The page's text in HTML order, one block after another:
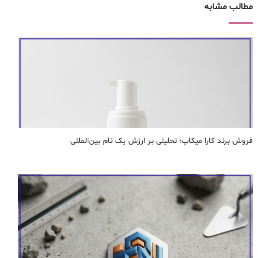
مطالب مشابه
فروش برند کارا ميكاپ؛ تحلیلی بر ارزش یک نام بین‌المللی